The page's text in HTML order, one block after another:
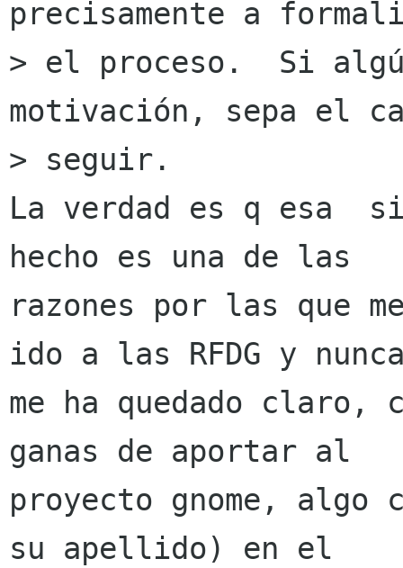
precisamente a
> el proceso.  Si
motivación, sepa el
> seguir.
La verdad es q esa
hecho es una de las
razones por las que
ido a las RFDG y
me ha quedado claro,
ganas de aportar al
proyecto gnome, algo
su apellido) en el